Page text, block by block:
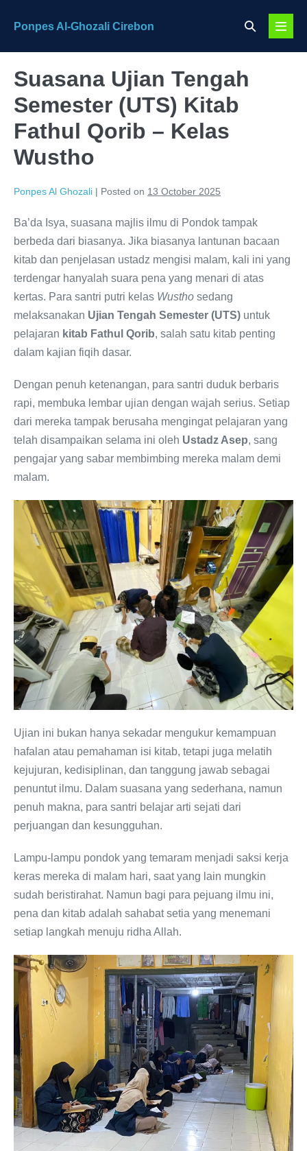
Ponpes Al-Ghozali Cirebon
Search
Menu
Suasana Ujian Tengah
Semester (UTS) Kitab
Fathul Qorib – Kelas
Wustho
Ponpes Al Ghozali | Posted on 13 October 2025
Ba’da Isya, suasana majlis ilmu di Pondok tampak
berbeda dari biasanya. Jika biasanya lantunan bacaan
kitab dan penjelasan ustadz mengisi malam, kali ini yang
terdengar hanyalah suara pena yang menari di atas
kertas. Para santri putri kelas Wustho sedang
melaksanakan Ujian Tengah Semester (UTS) untuk
pelajaran kitab Fathul Qorib, salah satu kitab penting
dalam kajian fiqih dasar.
Dengan penuh ketenangan, para santri duduk berbaris
rapi, membuka lembar ujian dengan wajah serius. Setiap
dari mereka tampak berusaha mengingat pelajaran yang
telah disampaikan selama ini oleh Ustadz Asep, sang
pengajar yang sabar membimbing mereka malam demi
malam.
Ujian ini bukan hanya sekadar mengukur kemampuan
hafalan atau pemahaman isi kitab, tetapi juga melatih
kejujuran, kedisiplinan, dan tanggung jawab sebagai
penuntut ilmu. Dalam suasana yang sederhana, namun
penuh makna, para santri belajar arti sejati dari
perjuangan dan kesungguhan.
Lampu-lampu pondok yang temaram menjadi saksi kerja
keras mereka di malam hari, saat yang lain mungkin
sudah beristirahat. Namun bagi para pejuang ilmu ini,
pena dan kitab adalah sahabat setia yang menemani
setiap langkah menuju ridha Allah.